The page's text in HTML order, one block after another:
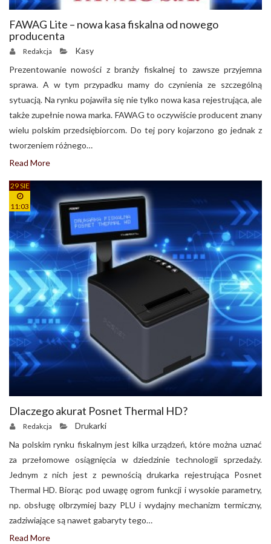
FAWAG Lite – nowa kasa fiskalna od nowego
producenta
Redakcja
Kasy
Prezentowanie nowości z branży fiskalnej to zawsze przyjemna
sprawa. A w tym przypadku mamy do czynienia ze szczególną
sytuacją. Na rynku pojawiła się nie tylko nowa kasa rejestrująca, ale
także zupełnie nowa marka. FAWAG to oczywiście producent znany
wielu polskim przedsiębiorcom. Do tej pory kojarzono go jednak z
tworzeniem różnego…
Read More
29 SIE
11:03
Dlaczego akurat Posnet Thermal HD?
Redakcja
Drukarki
Na polskim rynku fiskalnym jest kilka urządzeń, które można uznać
za przełomowe osiągnięcia w dziedzinie technologii sprzedaży.
Jednym z nich jest z pewnością drukarka rejestrująca Posnet
Thermal HD. Biorąc pod uwagę ogrom funkcji i wysokie parametry,
np. obsługę olbrzymiej bazy PLU i wydajny mechanizm termiczny,
zadziwiające są nawet gabaryty tego…
Read More